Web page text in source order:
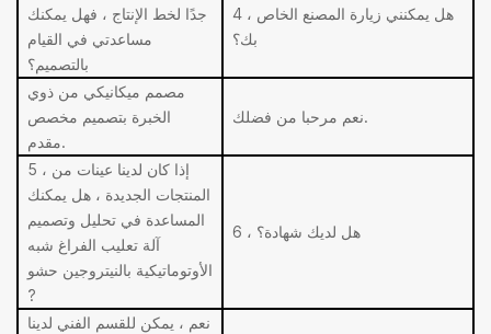
جدًا لخط الإنتاج ، فهل يمكنك
مساعدتي في القيام
بالتصميم؟
4 ، هل يمكنني زيارة المصنع الخاص
بك؟
مصمم ميكانيكي من ذوي
الخبرة بتصميم مخصص
مقدم.
نعم مرحبا من فضلك.
5 ، إذا كان لدينا عينات من
المنتجات الجديدة ، هل يمكنك
المساعدة في تحليل وتصميم
آلة تعليب الفراغ شبه
الأوتوماتيكية بالنيتروجين حشو
?
6 ، هل لديك شهادة؟
نعم ، يمكن للقسم الفني لدينا